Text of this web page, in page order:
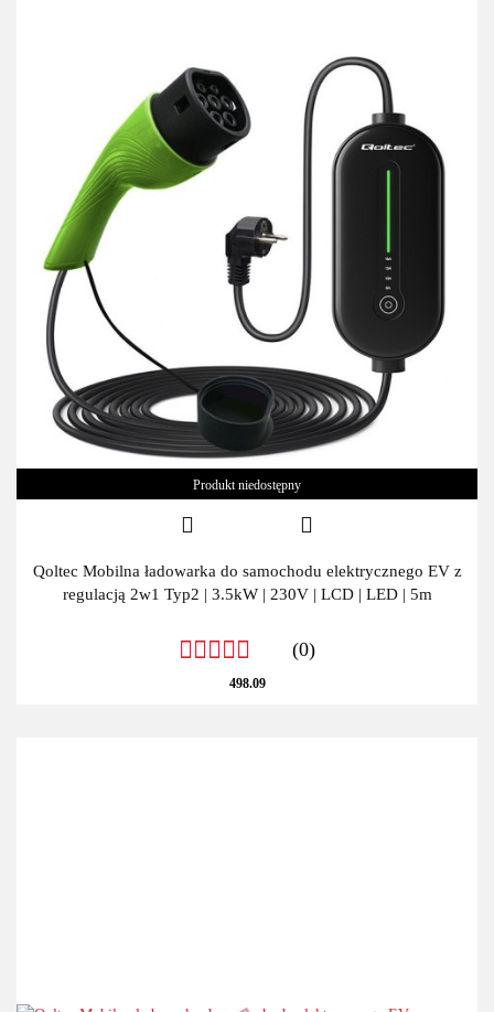
Produkt niedostępny
Qoltec Mobilna ładowarka do samochodu elektrycznego EV z
regulacją 2w1 Typ2 | 3.5kW | 230V | LCD | LED | 5m
(0)
498.09